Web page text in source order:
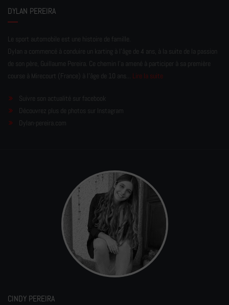
DYLAN PEREIRA
Le sport automobile est une histoire de famille.
Dylan a commencé à conduire un karting à l’âge de 4 ans, à la suite de la passion
de son père, Guillaume Pereira. Ce chemin l'a amené à participer à sa première
course à Mirecourt (France) à l'âge de 10 ans... Lire la suite
Suivre son actualité sur facebook
Découvrez plus de photos sur Instagram
Dylan-pereira.com
CINDY PEREIRA